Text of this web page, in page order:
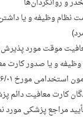
نظام وظیفه و یا
معافیت موقت مورد
و یا صدور کارت
مورخ ۱۳۹۸/۰۶/۰۱ باشد.
دارندگان کارت معافیت
مراجع پزشکی مورد